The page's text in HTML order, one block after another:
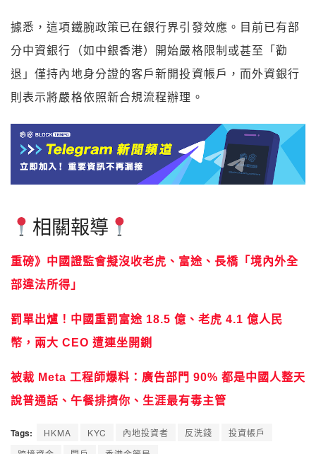
據悉，這項鐵腕政策已在銀行界引發效應。目前已有部
分中資銀行（如中銀香港）開始嚴格限制或甚至「勸
退」僅持內地身分證的客戶新開投資帳戶，而外資銀行
則表示將嚴格依照新合規流程辦理。
相關報導
重磅》中國證監會擬沒收老虎、富途、長橋「境內外全
部違法所得」
罰單出爐！中國重罰富途 18.5 億、老虎 4.1 億人民
幣，兩大 CEO 遭連坐開鍘
被裁 Meta 工程師爆料：廣告部門 90% 都是中國人整天
說普通話、午餐排擠你、生涯最有毒主管
Tags: HKMA KYC 內地投資者 反洗錢
投資帳戶